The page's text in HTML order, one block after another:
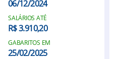
06/12/2024
SALÁRIOS ATÉ
R$ 3.910,20
GABARITOS EM
25/02/2025